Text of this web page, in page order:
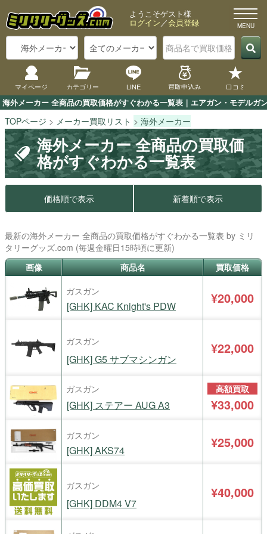
海外メーカー 全商品の買取価格がすぐわかる一覧表｜エアガン・モデルガ
ようこそゲスト様
ログイン／会員登録
マイページ カテゴリー LINE 買取申込み 口コミ
TOPページ メーカー買取リスト 海外メーカー
海外メーカー 全商品の買取価
格がすぐわかる一覧表
価格順で表示 新着順で表示
最新の海外メーカー 全商品の買取価格がすぐわかる一覧表 by ミリ
タリーグッズ.com (毎週金曜日15時頃に更新)
画像
商品名
買取価格
ガスガン
[GHK] KAC Knight's PDW ¥20,000
ガスガン
[GHK] G5 サブマシンガン
¥22,000
ガスガン
[GHK] ステアー AUG A3
高額買取
¥33,000
ガスガン
[GHK] AKS74 ¥25,000
ガスガン
[GHK] DDM4 V7
¥40,000